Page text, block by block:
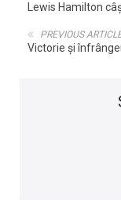
Lewis Hamilton
PREVIOUS
Victorie și